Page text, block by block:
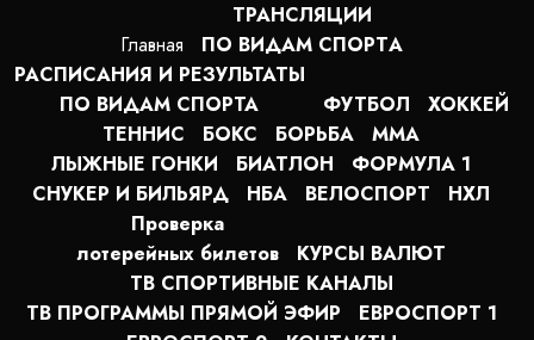
Главная
ТРАНСЛЯЦИИ
ПО ВИДАМ СПОРТA
РАСПИСАНИЯ И РЕЗУЛЬТАТЫ
ПО ВИДАМ СПОРТА
ФУТБОЛ
ХОККЕЙ
ТЕННИС
БОКС БОРЬБА
MMA
ЛЫЖНЫЕ ГОНКИ
БИАТЛОН
ФОРМУЛА 1
СНУКЕР И БИЛЬЯРД
НБА ВЕЛОСПОРТ
НХЛ
Проверка
лотерейных билетов
КУРСЫ ВАЛЮТ
ТВ СПОРТИВНЫЕ КАНАЛЫ
ТВ ПРОГРАММЫ ПРЯМОЙ ЭФИР
ЕВРОСПОРТ 1